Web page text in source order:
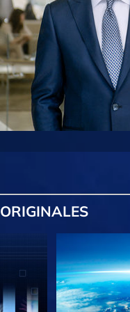
ORIGINALES